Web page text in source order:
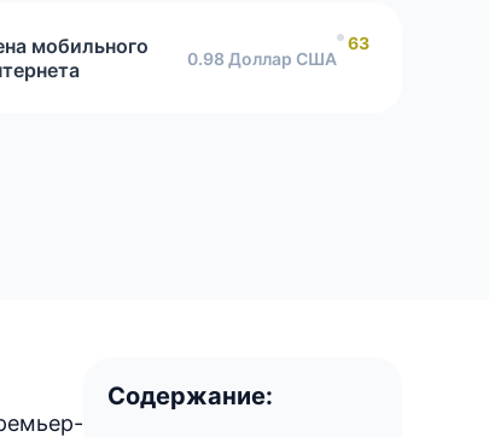
мобильного
0.98 Доллар США
63
Содержание: